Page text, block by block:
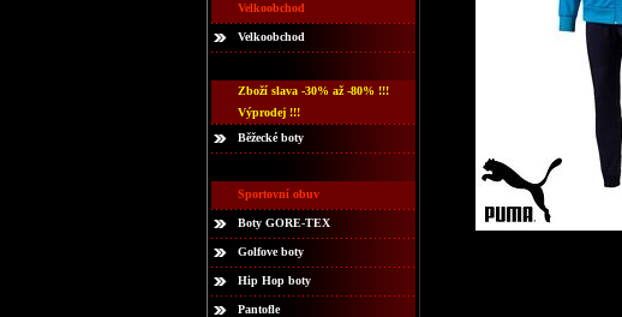
Velkoobchod
Velkoobchod
Zboží slava -30% až -80% !!!
Výprodej !!!
Běžecké boty
Sportovní obuv
Boty GORE-TEX
Golfove boty
Hip Hop boty
Pantofle